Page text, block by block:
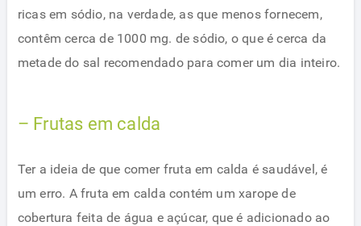
ricas em sódio, na verdade, as que menos fornecem,
contêm cerca de 1000 mg. de sódio, o que é cerca da
metade do sal recomendado para comer um dia inteiro.
– Frutas em calda
Ter a ideia de que comer fruta em calda é saudável, é
um erro. A fruta em calda contém um xarope de
cobertura feita de água e açúcar, que é adicionado ao